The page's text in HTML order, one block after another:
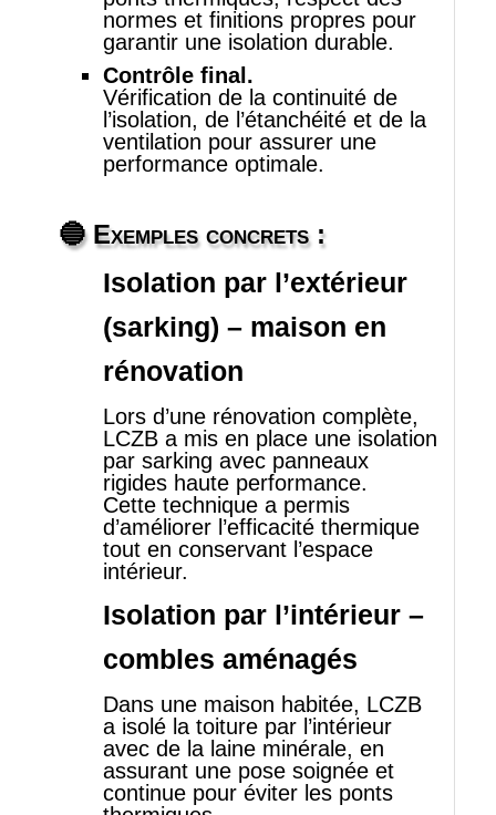
normes et finitions propres pour
garantir une isolation durable.
Contrôle final.
Vérification de la continuité de
l’isolation, de l’étanchéité et de la
ventilation pour assurer une
performance optimale.
🔵 Exemples concrets :
Isolation par l’extérieur
(sarking) – maison en
rénovation
Lors d’une rénovation complète,
LCZB a mis en place une isolation
par sarking avec panneaux
rigides haute performance.
Cette technique a permis
d’améliorer l’efficacité thermique
tout en conservant l’espace
intérieur.
Isolation par l’intérieur –
combles aménagés
Dans une maison habitée, LCZB
a isolé la toiture par l’intérieur
avec de la laine minérale, en
assurant une pose soignée et
continue pour éviter les ponts